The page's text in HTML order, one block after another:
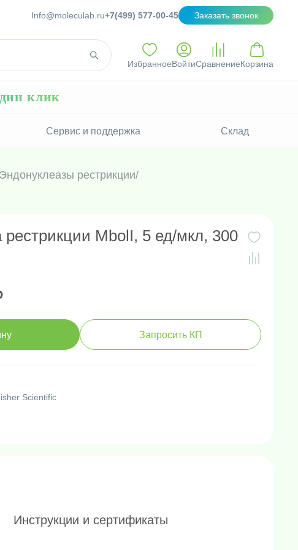
Info@moleculab.ru+7(499) 577-00-45 Заказать звонок
ИзбранноеВойтиСравнениеКорзина
клик
Сервис и поддержка Склад
Эндонуклеазы рестрикции/
рестрикции MbolI, 5 ед/мкл, 300
Запросить КП
Scientific
Инструкции и сертификаты